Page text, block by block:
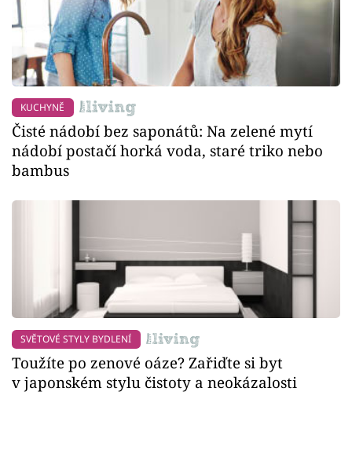
KUCHYNĚ
Čisté nádobí bez saponátů: Na zelené mytí
nádobí postačí horká voda, staré triko nebo
bambus
SVĚTOVÉ STYLY BYDLENÍ
Toužíte po zenové oáze? Zařiďte si byt
v japonském stylu čistoty a neokázalosti